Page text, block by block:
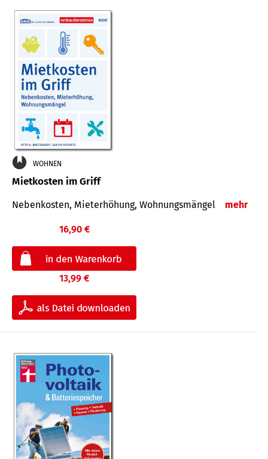
WOHNEN
Mietkosten im Griff
Nebenkosten, Mieterhöhung, Wohnungsmängel mehr
16,90 €
13,99 €